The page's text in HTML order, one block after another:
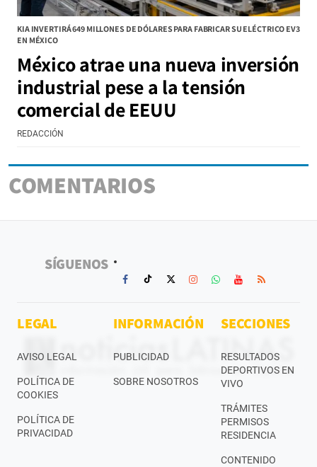
KIA INVERTIRÁ 649 MILLONES DE DÓLARES PARA FABRICAR SU ELÉCTRICO EV3
EN MÉXICO
México atrae una nueva inversión
industrial pese a la tensión
comercial de EEUU
REDACCIÓN
COMENTARIOS
SÍGUENOS
LEGAL
AVISO LEGAL
POLÍTICA DE
COOKIES
POLÍTICA DE
PRIVACIDAD
INFORMACIÓN
PUBLICIDAD
SOBRE NOSOTROS
SECCIONES
RESULTADOS
DEPORTIVOS EN
VIVO
TRÁMITES
PERMISOS
RESIDENCIA
CONTENIDO